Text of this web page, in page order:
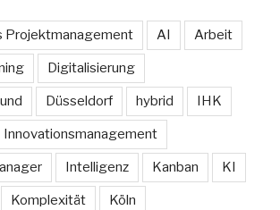
Projektmanagement AI Arbeit
Digitalisierung
Düsseldorf hybrid IHK
Innovationsmanagement
Intelligenz Kanban KI
Komplexität Köln